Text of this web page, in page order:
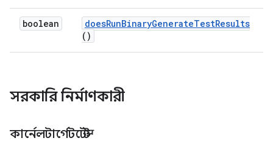
boolean doesRunBinaryGenerateTestResults
()
সরকারি নির্মাণকারী
কার্নেলটার্গেটটেস্ট